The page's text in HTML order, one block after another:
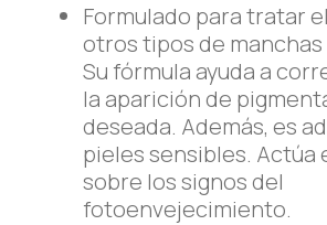
Formulado para tratar
otros tipos de
Su fórmula ayuda a
la aparición de
deseada. Además, es
pieles sensibles. Actúa
sobre los signos del
fotoenvejecimiento.